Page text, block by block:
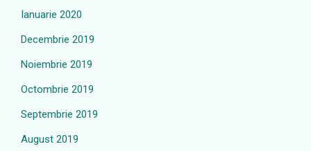
Ianuarie 2020
Decembrie 2019
Noiembrie 2019
Octombrie 2019
Septembrie 2019
August 2019